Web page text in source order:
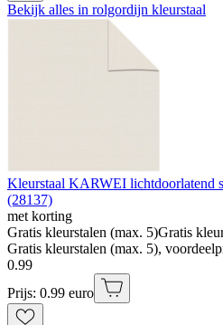
Bekijk alles in rolgordijn kleurstaal
Kleurstaal KARWEI lichtdoorlatend
(28137)
met korting
Gratis kleurstalen (max. 5)Gratis
Gratis kleurstalen (max. 5),
0.99
Prijs: 0.99 euro